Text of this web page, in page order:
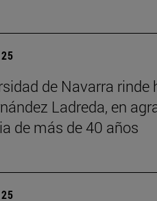
de Navarra
Ladreda, en
de más de 40 años